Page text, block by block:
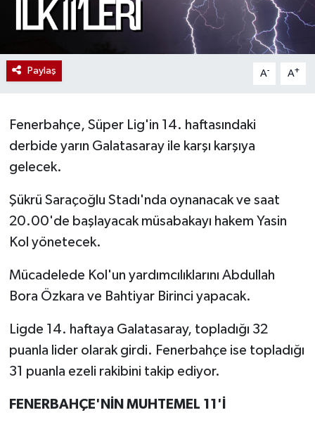
Paylaş A- A+
Fenerbahçe, Süper Lig'in 14. haftasındaki
derbide yarın Galatasaray ile karşı karşıya
gelecek.
Şükrü Saraçoğlu Stadı'nda oynanacak ve saat
20.00'de başlayacak müsabakayı hakem Yasin
Kol yönetecek.
Mücadelede Kol'un yardımcılıklarını Abdullah
Bora Özkara ve Bahtiyar Birinci yapacak.
Ligde 14. haftaya Galatasaray, topladığı 32
puanla lider olarak girdi. Fenerbahçe ise topladığı
31 puanla ezeli rakibini takip ediyor.
FENERBAHÇE'NİN MUHTEMEL 11'İ